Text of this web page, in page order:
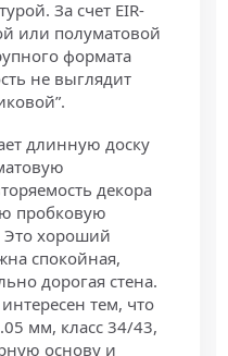
За счет EIR-
или полуматовой
формата
не выглядит
длинную доску
декора
пробковую
хороший
спокойная,
дорогая стена.
интересен тем, что
мм, класс 34/43,
основу и